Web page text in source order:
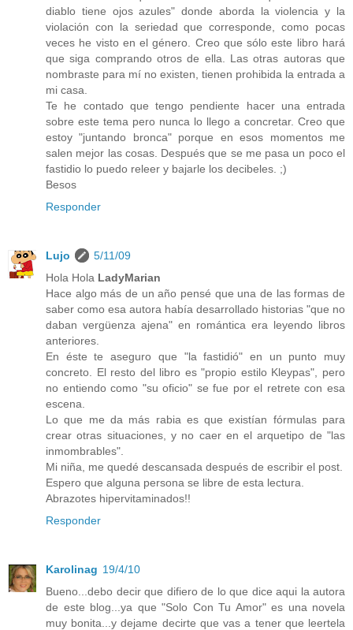
diablo tiene ojos azules" donde aborda la violencia y la
violación con la seriedad que corresponde, como pocas
veces he visto en el género. Creo que sólo este libro hará
que siga comprando otros de ella. Las otras autoras que
nombraste para mí no existen, tienen prohibida la entrada a
mi casa.
Te he contado que tengo pendiente hacer una entrada
sobre este tema pero nunca lo llego a concretar. Creo que
estoy "juntando bronca" porque en esos momentos me
salen mejor las cosas. Después que se me pasa un poco el
fastidio lo puedo releer y bajarle los decibeles. ;)
Besos
Responder
Lujo
5/11/09
Hola Hola LadyMarian
Hace algo más de un año pensé que una de las formas de
saber como esa autora había desarrollado historias "que no
daban vergüenza ajena" en romántica era leyendo libros
anteriores.
En éste te aseguro que "la fastidió" en un punto muy
concreto. El resto del libro es "propio estilo Kleypas", pero
no entiendo como "su oficio" se fue por el retrete con esa
escena.
Lo que me da más rabia es que existían fórmulas para
crear otras situaciones, y no caer en el arquetipo de "las
inmombrables".
Mi niña, me quedé descansada después de escribir el post.
Espero que alguna persona se libre de esta lectura.
Abrazotes hipervitaminados!!
Responder
Karolinag 19/4/10
Bueno...debo decir que difiero de lo que dice aqui la autora
de este blog...ya que "Solo Con Tu Amor" es una novela
muy bonita...y dejame decirte que vas a tener que leertela